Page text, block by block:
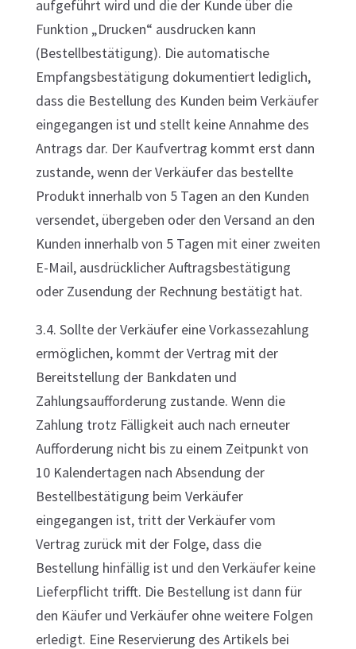
aufgeführt wird und die der Kunde über die
Funktion „Drucken“ ausdrucken kann
(Bestellbestätigung). Die automatische
Empfangsbestätigung dokumentiert lediglich,
dass die Bestellung des Kunden beim Verkäufer
eingegangen ist und stellt keine Annahme des
Antrags dar. Der Kaufvertrag kommt erst dann
zustande, wenn der Verkäufer das bestellte
Produkt innerhalb von 5 Tagen an den Kunden
versendet, übergeben oder den Versand an den
Kunden innerhalb von 5 Tagen mit einer zweiten
E-Mail, ausdrücklicher Auftragsbestätigung
oder Zusendung der Rechnung bestätigt hat.
3.4. Sollte der Verkäufer eine Vorkassezahlung
ermöglichen, kommt der Vertrag mit der
Bereitstellung der Bankdaten und
Zahlungsaufforderung zustande. Wenn die
Zahlung trotz Fälligkeit auch nach erneuter
Aufforderung nicht bis zu einem Zeitpunkt von
10 Kalendertagen nach Absendung der
Bestellbestätigung beim Verkäufer
eingegangen ist, tritt der Verkäufer vom
Vertrag zurück mit der Folge, dass die
Bestellung hinfällig ist und den Verkäufer keine
Lieferpflicht trifft. Die Bestellung ist dann für
den Käufer und Verkäufer ohne weitere Folgen
erledigt. Eine Reservierung des Artikels bei